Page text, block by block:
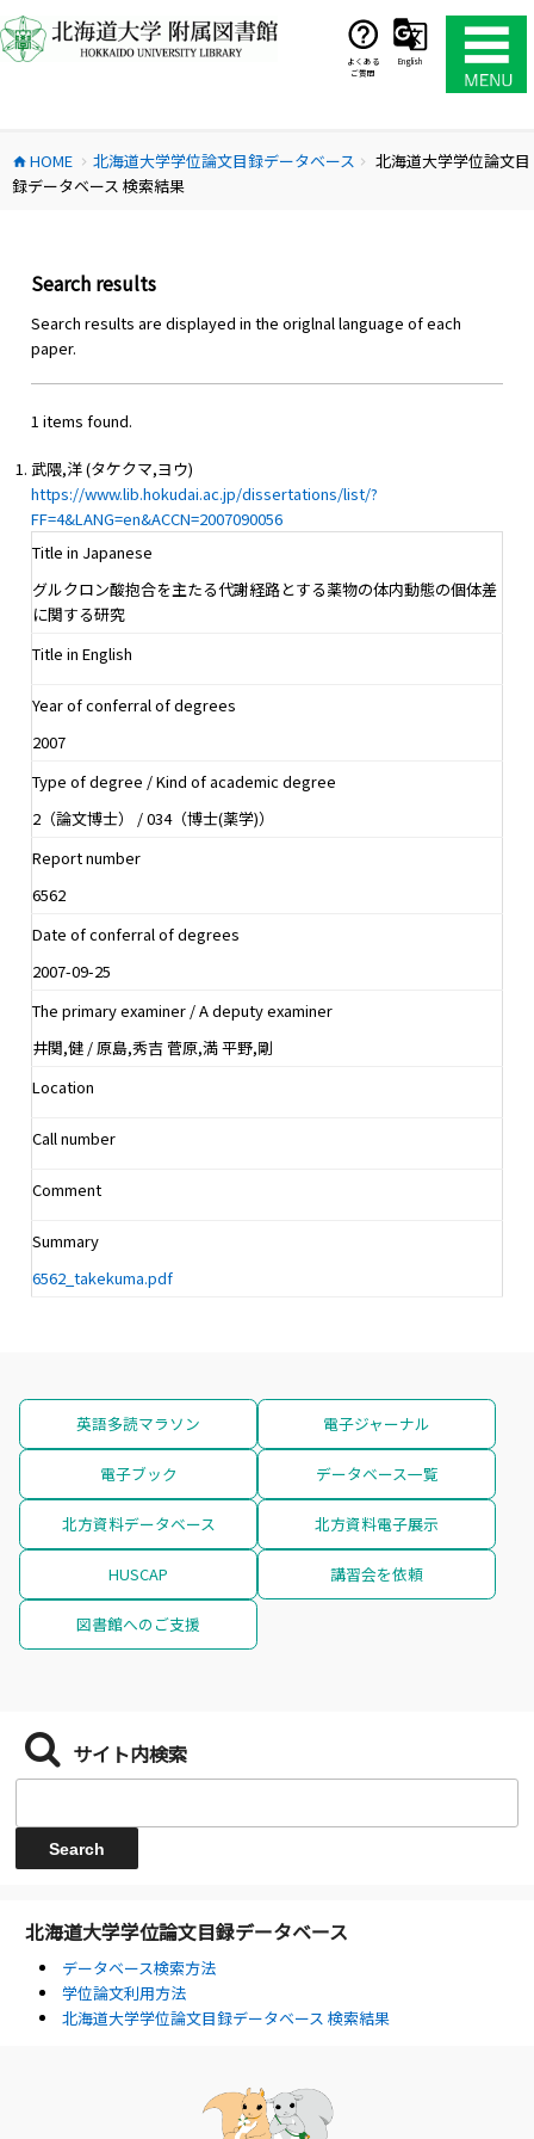
ン
テ
ス
キ
よくある
ご質問
English
home HOME chevron_right 北海道大学学位論文目録データベース chevron_right
北海道大学学位論文目
録データベース 検索結果
Search results
Search results are displayed in the origlnal language of each
paper.
1 items found.
武隈,洋 (タケクマ,ヨウ)
https://www.lib.hokudai.ac.jp/dissertations/list/?
FF=4&LANG=en&ACCN=2007090056
Title in Japanese
グルクロン酸抱合を主たる代謝経路とする薬物の体内動態の個体差
に関する研究
Title in English
Year of conferral of degrees
2007
Type of degree / Kind of academic degree
2（論文博士） / 034（博士(薬学)）
Report number
6562
Date of conferral of degrees
2007-09-25
The primary examiner / A deputy examiner
井関,健 / 原島,秀吉 菅原,満 平野,剛
Location
Call number
Comment
Summary
6562_takekuma.pdf
英語多読マラソン 電子ジャーナル
電子ブック データベース一覧
北方資料データベース 北方資料電子展示
HUSCAP 講習会を依頼
図書館へのご支援
サイト内検索
北海道大学学位論文目録データベース
データベース検索方法
学位論文利用方法
北海道大学学位論文目録データベース 検索結果